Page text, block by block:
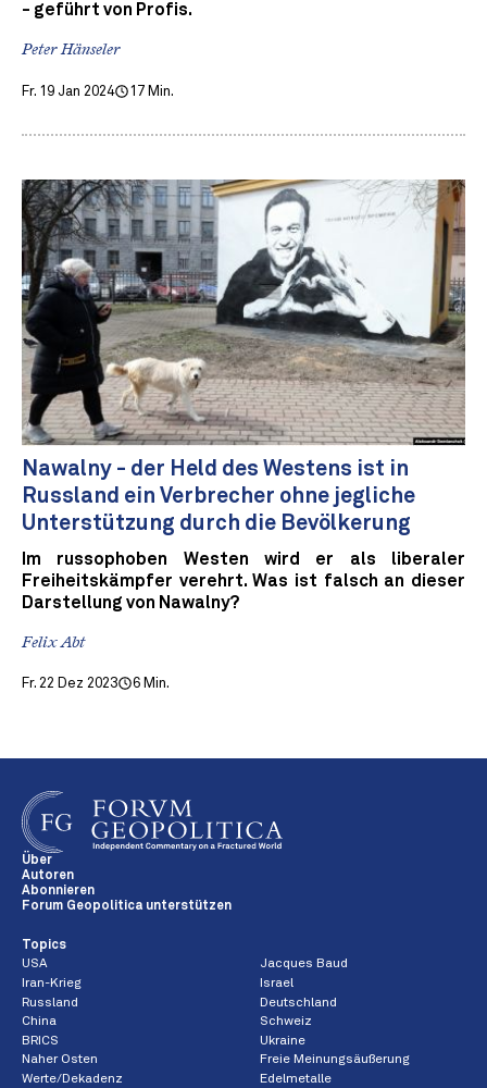
- geführt von Profis.
Peter Hänseler
Fr. 19 Jan 2024 17 Min.
Nawalny - der Held des Westens ist in
Russland ein Verbrecher ohne jegliche
Unterstützung durch die Bevölkerung
Im russophoben Westen wird er als liberaler
Freiheitskämpfer verehrt. Was ist falsch an dieser
Darstellung von Nawalny?
Felix Abt
Fr. 22 Dez 2023 6 Min.
Über
Autoren
Abonnieren
Forum Geopolitica unterstützen
Topics
USA
Jacques Baud
Iran-Krieg
Israel
Russland
Deutschland
China
Schweiz
BRICS
Ukraine
Naher Osten
Freie Meinungsäußerung
Werte/Dekadenz
Edelmetalle